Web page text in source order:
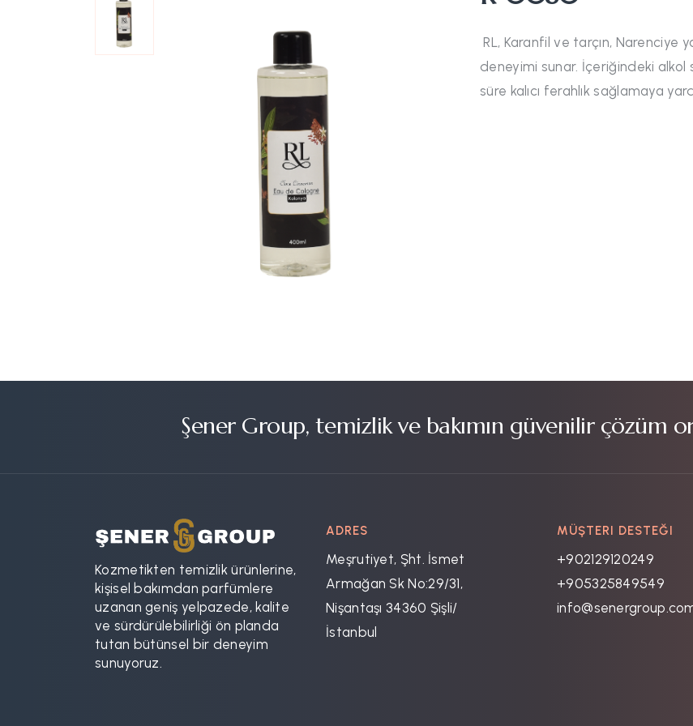
RL, Karanfil ve tarçın, Narenciye
deneyimi sunar. İçeriğindeki
süre kalıcı ferahlık sağlamaya
Şener Group, temizlik ve bakımın güvenilir çözüm
Kozmetikten temizlik ürünlerine,
kişisel bakımdan parfümlere
uzanan geniş yelpazede, kalite
ve sürdürülebilirliği ön planda
tutan bütünsel bir deneyim
sunuyoruz.
ADRES
Meşrutiyet, Şht. İsmet
Armağan Sk No:29/31,
Nişantaşı 34360 Şişli/
İstanbul
MÜŞTERI DESTEĞI
+902129120249
+905325849549